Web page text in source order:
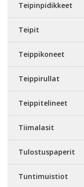
Teipinpidikkeet
Teipit
Teippikoneet
Teippirullat
Teippitelineet
Tiimalasit
Tulostuspaperit
Tuntimuistiot